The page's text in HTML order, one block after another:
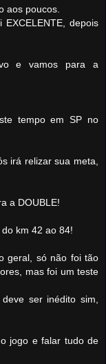
aos poucos.
depois
e vamos para a
tempo em SP no
irá relizar sua meta,
a DOUBLE!
km 42 ao 84!
geral, só não foi tão
mas foi um teste
ser inédito sim,
jogo e falar tudo de